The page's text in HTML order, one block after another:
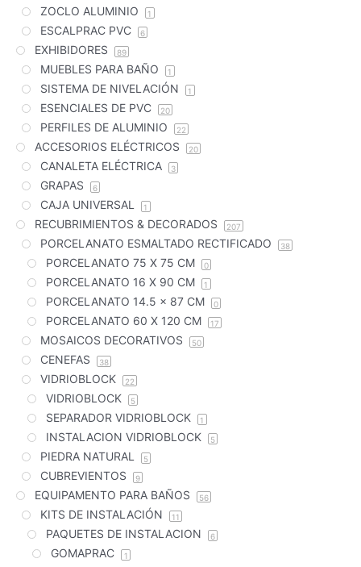
ZOCLO ALUMINIO 1
ESCALPRAC PVC 6
EXHIBIDORES 89
MUEBLES PARA BAÑO 1
SISTEMA DE NIVELACIÓN 1
ESENCIALES DE PVC 20
PERFILES DE ALUMINIO 22
ACCESORIOS ELÉCTRICOS 20
CANALETA ELÉCTRICA 3
GRAPAS 6
CAJA UNIVERSAL 1
RECUBRIMIENTOS & DECORADOS 207
PORCELANATO ESMALTADO RECTIFICADO 38
PORCELANATO 75 X 75 CM 0
PORCELANATO 16 X 90 CM 1
PORCELANATO 14.5 x 87 CM 0
PORCELANATO 60 X 120 CM 17
MOSAICOS DECORATIVOS 50
CENEFAS 38
VIDRIOBLOCK 22
VIDRIOBLOCK 5
SEPARADOR VIDRIOBLOCK 1
INSTALACION VIDRIOBLOCK 5
PIEDRA NATURAL 5
CUBREVIENTOS 9
EQUIPAMENTO PARA BAÑOS 56
KITS DE INSTALACIÓN 11
PAQUETES DE INSTALACION 6
GOMAPRAC 1